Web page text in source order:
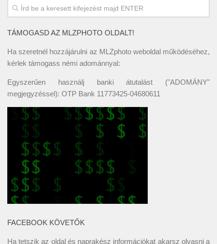
TÁMOGASD AZ MLZPHOTO OLDALT!
Ha szeretnél hozzájárulni az MLZphoto weboldal működéséhez,
kérlek támogass némi adománnyal:
Egyszerűen használj banki átutalást ("ADOMÁNY"
megjegyzéssel): OTP Bank 11773425-04680611
FACEBOOK KÖVETŐK
Ha tetszik az oldal és naprakész információkat akarsz olvasni a